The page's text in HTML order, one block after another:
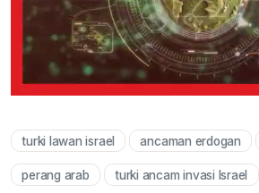
turki lawan israel ancaman erdogan
perang arab turki ancam invasi Israel